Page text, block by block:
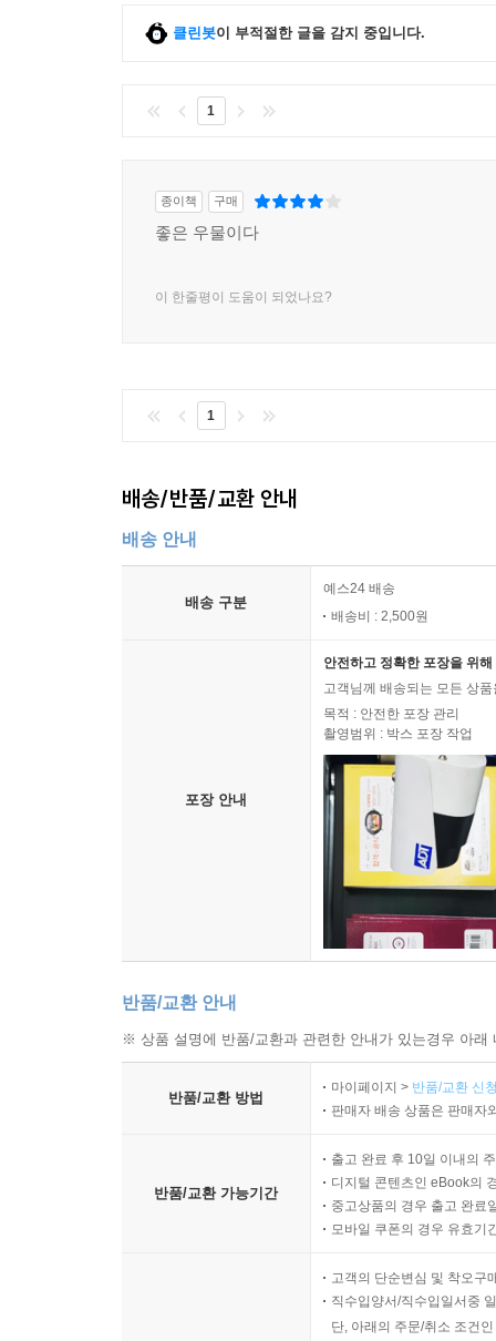
클린봇이 부적절한 글을 감지 중입니다.
1
종이책 구매
좋은 우물이다
이 한줄평이 도움이 되었나요?
1
배송/반품/교환 안내
배송 안내
배송 구분
예스24 배송
배송비 : 2,500원
포장 안내
안전하고 정확한 포장을 위
고객님께 배송되는 모든 상
목적 : 안전한 포장 관리
촬영범위 : 박스 포장 작업
반품/교환 안내
※ 상품 설명에 반품/교환과 관련한 안내가 있는경우 아
반품/교환 방법
마이페이지 > 반품/교환 신
판매자 배송 상품은 판매자
반품/교환 가능기간
출고 완료 후 10일 이내의
디지털 콘텐츠인 eBook의
중고상품의 경우 출고 완료
모바일 쿠폰의 경우 유효기
고객의 단순변심 및 착오구
직수입양서/직수입일서중
단, 아래의 주문/취소 조건